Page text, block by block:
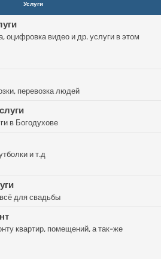
Услуги
оцифровка видео и др. услуги в этом
перевозка людей
в Богодухове
и т.д
для свадьбы
квартир, помещений, а так-же